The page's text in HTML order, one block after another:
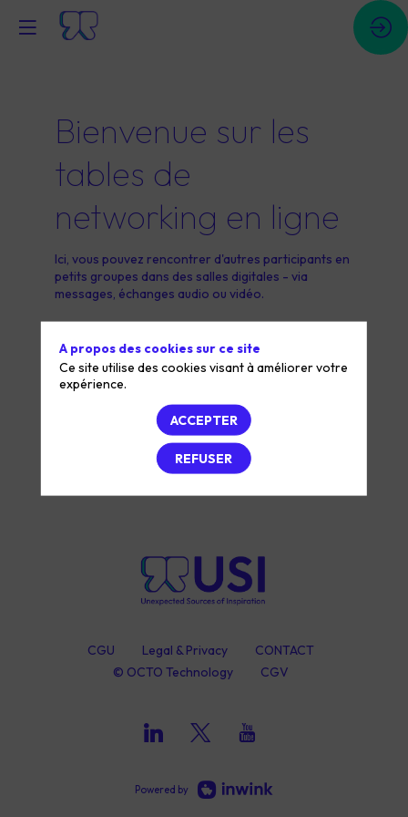
Bienvenue sur les
tables de
networking en ligne
Ici, vous pouvez rencontrer d'autres participants en
petits groupes dans des salles digitales - via
messages, échanges audio ou vidéo.
CGU Legal & Privacy
CONTACT
© OCTO Technology
CGV
Powered by
A propos des cookies sur ce site
Ce site utilise des cookies visant à améliorer votre
expérience.
ACCEPTER
REFUSER